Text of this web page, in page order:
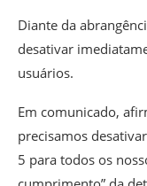
Diante da
desativar
usuários.
Em comunicado,
precisamos
5 para todos os